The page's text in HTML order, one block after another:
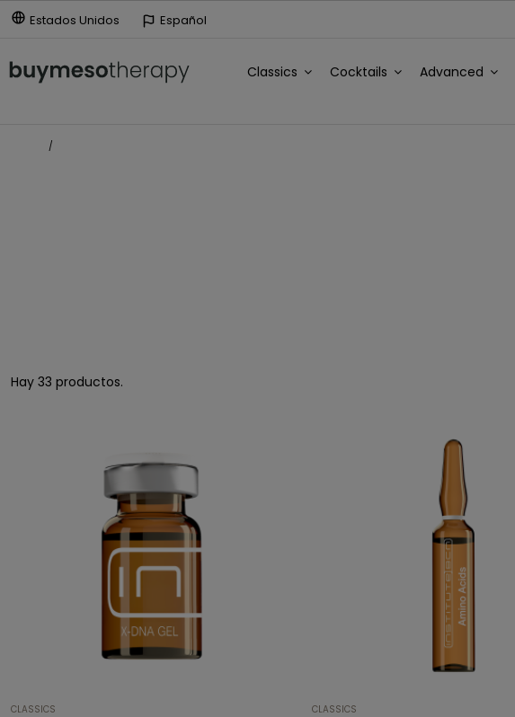
Estados Unidos Español
Classics Cocktails Advanced
Hay 33 productos.
CLASSICS CLASSICS